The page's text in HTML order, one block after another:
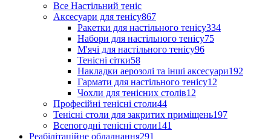
Все Настільний теніс
Аксесуари для тенісу867
Ракетки для настільного тенісу334
Набори для настільного тенісу75
М'ячі для настільного тенісу96
Тенісні сітки58
Накладки аерозолі та інші аксесуари192
Гармати для настільного тенісу12
Чохли для тенісних столів12
Професійні тенісні столи44
Тенісні столи для закритих приміщень197
Всепогодні тенісні столи141
Реабілітаційне обладнання291